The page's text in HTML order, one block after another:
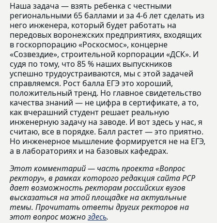
Наша задача — взять ребенка с честными
региональными 65 баллами и за 4-6 лет сделать из
него инженера, который будет работать на
передовых воронежских предприятиях, входящих
в госкорпорацию «Роскосмос», концерне
«Созвездие», строительной корпорации «ДСК». И
судя по тому, что 85 % наших выпускников
успешно трудоустраиваются, мы с этой задачей
справляемся. Рост балла ЕГЭ это хороший,
положительный тренд. Но главное свидетельство
качества знаний — не цифра в сертификате, а то,
как вчерашний студент решает реальную
инженерную задачу на заводе. И вот здесь у нас, я
считаю, все в порядке. Балл растет — это приятно.
Но инженерное мышление формируется не на ЕГЭ,
а в лабораториях и на базовых кафедрах.
Этот комментарий — часть проекта «Вопрос
ректору», в рамках которого редакция сайта РСР
дает возможность ректорам российских вузов
высказаться на этой площадке на актуальные
темы. Прочитать ответы других ректоров на
этот вопрос можноздесь.